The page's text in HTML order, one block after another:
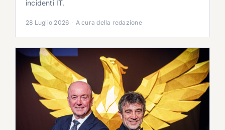
incidenti IT.
28 Luglio 2026 · A cura della redazione